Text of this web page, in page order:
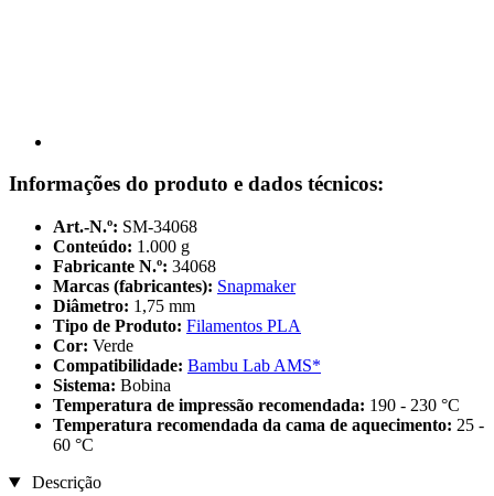
Informações do produto e dados técnicos:
Art.-N.º: SM-34068
Conteúdo: 1.000 g
Fabricante N.º: 34068
Marcas (fabricantes): Snapmaker
Diâmetro: 1,75 mm
Tipo de Produto: Filamentos PLA
Cor: Verde
Compatibilidade: Bambu Lab AMS*
Sistema: Bobina
Temperatura de impressão recomendada: 190 - 230 °C
Temperatura recomendada da cama de aquecimento: 25 -
60 °C
Descrição